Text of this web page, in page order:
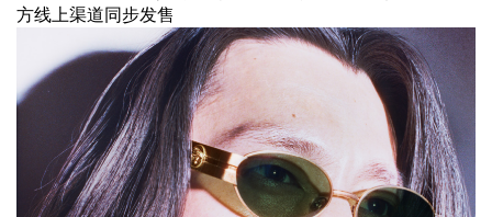
方线上渠道同步发售